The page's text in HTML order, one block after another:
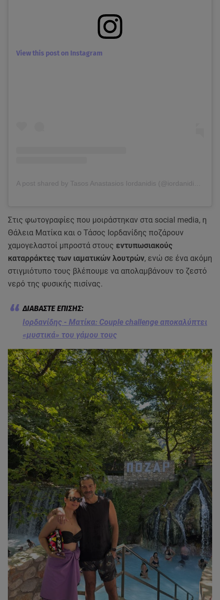
View this post on Instagram
Στις φωτογραφίες που μοιράστηκαν στα social media, η
Θάλεια Ματίκα και ο Τάσος Ιορδανίδης ποζάρουν
χαμογελαστοί μπροστά στους εντυπωσιακούς
καταρράκτες των ιαματικών λουτρών, ενώ σε ένα ακόμη
στιγμιότυπο τους βλέπουμε να απολαμβάνουν το ζεστό
νερό της φυσικής πισίνας.
Ιορδανίδης - Ματίκα: Couple challenge αποκαλύπτει
«μυστικά» του γάμου τους